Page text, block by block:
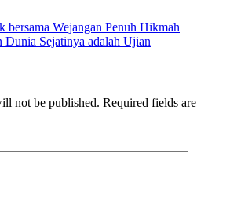
bersama Wejangan Penuh Hikmah
Dunia Sejatinya adalah Ujian
not be published. Required fields are